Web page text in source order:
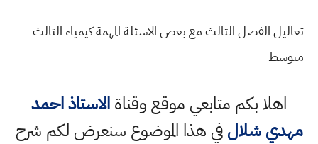
تعاليل الفصل الثالث مع بعض الاسئلة المهمة كيمياء الثالث
متوسط
اهلا بكم متابعي موقع وقناةالاستاذ احمد
مهدي شلالفي هذا الموضوع سنعرض لكم شرح